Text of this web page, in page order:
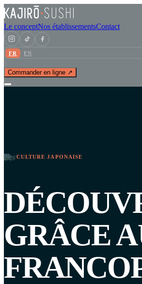
Le conceptNos établissementsContact
FR EN
Commander en ligne ↗
Blog/CULTURE JAPONAISE
GRÂCE